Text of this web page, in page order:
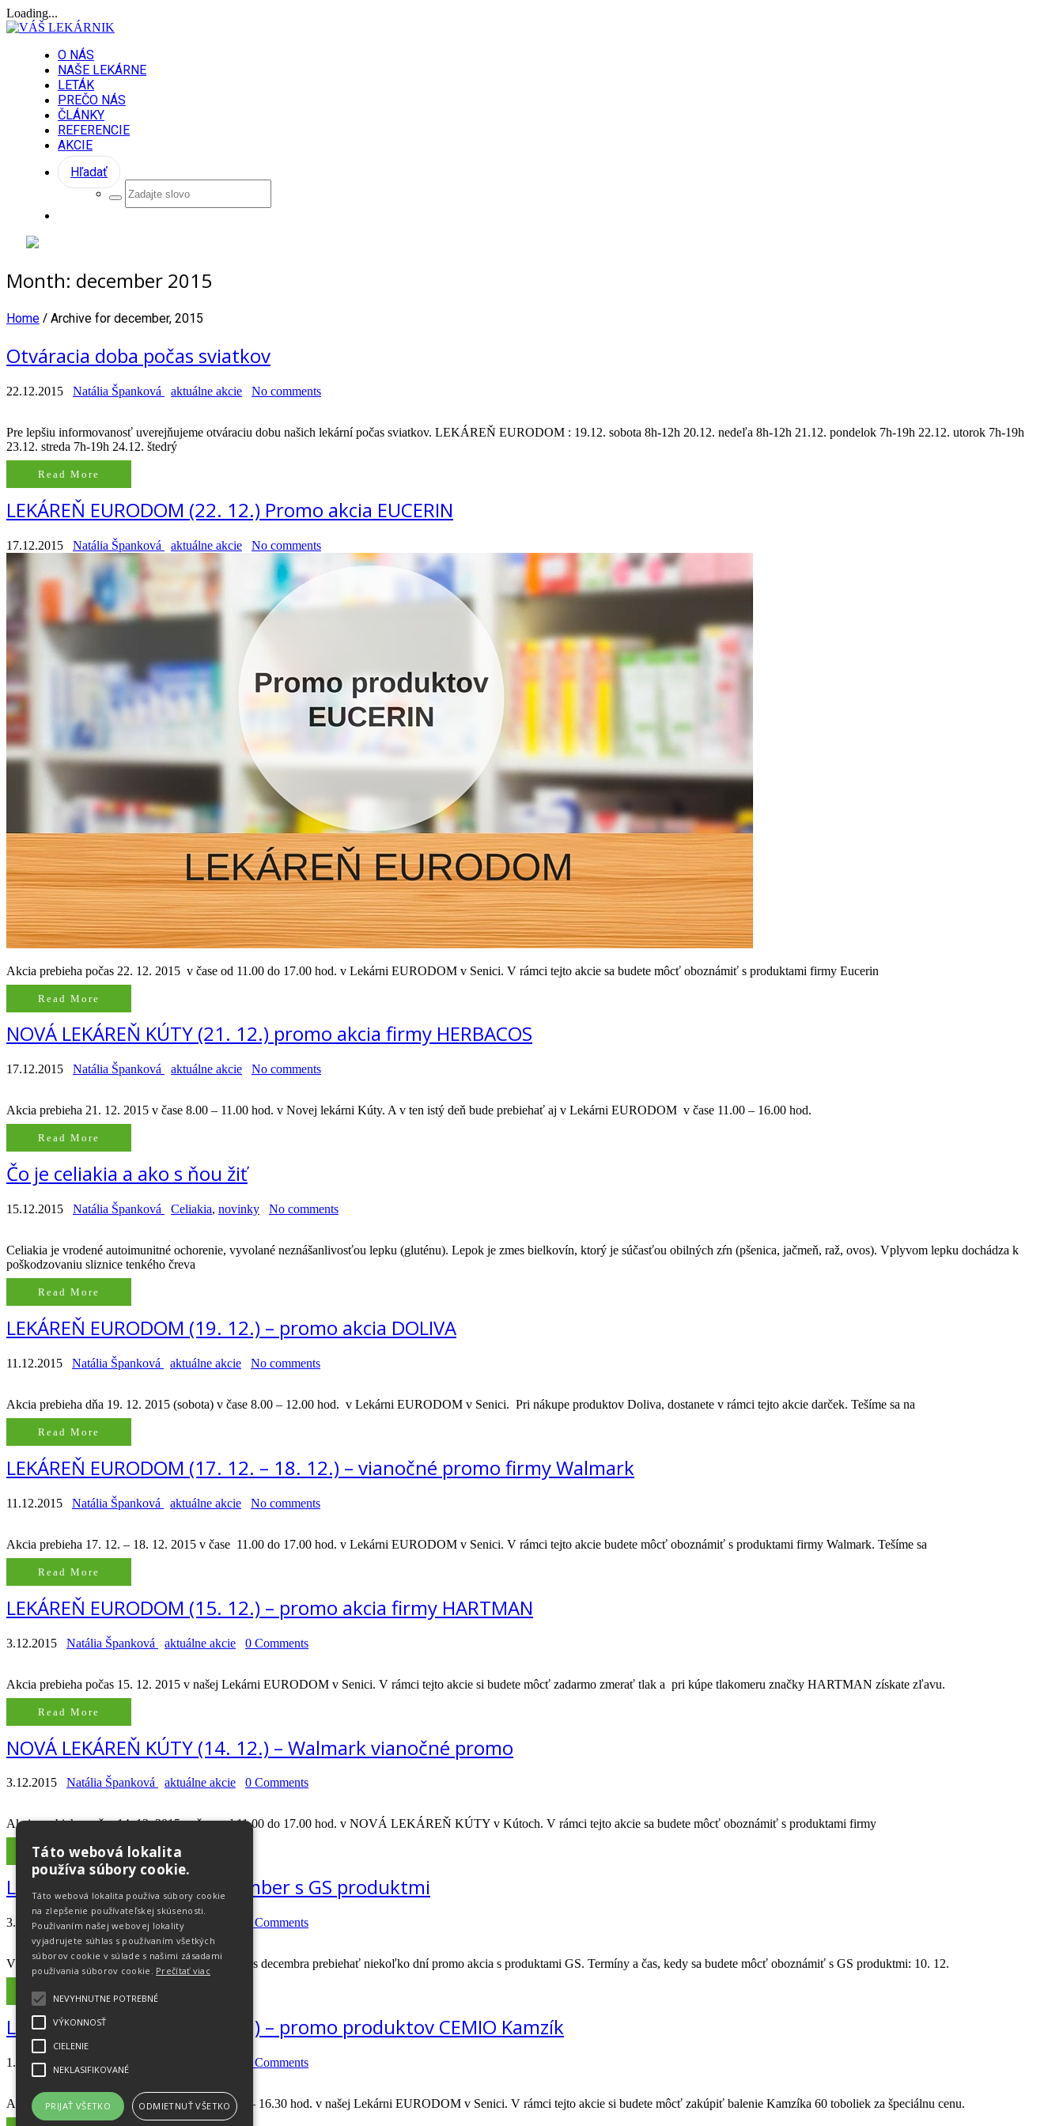
Loading...
O NÁS
NAŠE LEKÁRNE
LETÁK
PREČO NÁS
ČLÁNKY
REFERENCIE
AKCIE
Hľadať
Month: december 2015
Home / Archive for december, 2015
Otváracia doba počas sviatkov
22.12.2015 Natália Španková aktuálne akcie No comments
Pre lepšiu informovanosť uverejňujeme otváraciu dobu našich lekární počas sviatkov. LEKÁREŇ EURODOM : 19.12. sobota 8h-12h 20.12. nedeľa 8h-12h 21.12. pondelok 7h-19h 22.12. utorok 7h-19h
23.12. streda 7h-19h 24.12. štedrý
Read More
LEKÁREŇ EURODOM (22. 12.) Promo akcia EUCERIN
17.12.2015 Natália Španková aktuálne akcie No comments
Akcia prebieha počas 22. 12. 2015 v čase od 11.00 do 17.00 hod. v Lekárni EURODOM v Senici. V rámci tejto akcie sa budete môcť oboznámiť s produktami firmy Eucerin
Read More
NOVÁ LEKÁREŇ KÚTY (21. 12.) promo akcia firmy HERBACOS
17.12.2015 Natália Španková aktuálne akcie No comments
Akcia prebieha 21. 12. 2015 v čase 8.00 – 11.00 hod. v Novej lekárni Kúty. A v ten istý deň bude prebiehať aj v Lekárni EURODOM v čase 11.00 – 16.00 hod.
Read More
Čo je celiakia a ako s ňou žiť
15.12.2015 Natália Španková Celiakia, novinky No comments
Celiakia je vrodené autoimunitné ochorenie, vyvolané neznášanlivosťou lepku (gluténu). Lepok je zmes bielkovín, ktorý je súčasťou obilných zŕn (pšenica, jačmeň, raž, ovos). Vplyvom lepku dochádza k
poškodzovaniu sliznice tenkého čreva
Read More
LEKÁREŇ EURODOM (19. 12.) – promo akcia DOLIVA
11.12.2015 Natália Španková aktuálne akcie No comments
Akcia prebieha dňa 19. 12. 2015 (sobota) v čase 8.00 – 12.00 hod. v Lekárni EURODOM v Senici. Pri nákupe produktov Doliva, dostanete v rámci tejto akcie darček. Tešíme sa na
Read More
LEKÁREŇ EURODOM (17. 12. – 18. 12.) – vianočné promo firmy Walmark
11.12.2015 Natália Španková aktuálne akcie No comments
Akcia prebieha 17. 12. – 18. 12. 2015 v čase 11.00 do 17.00 hod. v Lekárni EURODOM v Senici. V rámci tejto akcie budete môcť oboznámiť s produktami firmy Walmark. Tešíme sa
Read More
LEKÁREŇ EURODOM (15. 12.) – promo akcia firmy HARTMAN
3.12.2015 Natália Španková aktuálne akcie 0 Comments
Akcia prebieha počas 15. 12. 2015 v našej Lekárni EURODOM v Senici. V rámci tejto akcie si budete môcť zadarmo zmerať tlak a pri kúpe tlakomeru značky HARTMAN získate zľavu.
Read More
NOVÁ LEKÁREŇ KÚTY (14. 12.) – Walmark vianočné promo
3.12.2015 Natália Španková aktuálne akcie 0 Comments
Akcia prebieha počas 14. 12. 2015 v čase od 11.00 do 17.00 hod. v NOVÁ LEKÁREŇ KÚTY v Kútoch. V rámci tejto akcie sa budete môcť oboznámiť s produktami firmy
Read More
LEKÁREŇ EURODOM – december s GS produktmi
3.12.2015 Natália Španková aktuálne akcie 0 Comments
V našej Lekárni EURODOM v Senici bude počas decembra prebiehať niekoľko dní promo akcia s produktami GS. Termíny a čas, kedy sa budete môcť oboznámiť s GS produktmi: 10. 12.
Read More
LEKÁREŇ EURODOM (14. 12.) – promo produktov CEMIO Kamzík
1.12.2015 Natália Španková 0 Comments
Akcia prebieha počas 14. 12. 2015 v čase 10.00 – 16.30 hod. v našej Lekárni EURODOM v Senici. V rámci tejto akcie si budete môcť zakúpiť balenie Kamzíka 60 toboliek za špeciálnu cenu.
Táto webová lokalita
používa súbory cookie.
Táto webová lokalita používa súbory cookie
na zlepšenie používateľskej skúsenosti.
Používaním našej webovej lokality
vyjadrujete súhlas s používaním všetkých
súborov cookie v súlade s našimi zásadami
používania súborov cookie. Prečítať viac
NEVYHNUTNE POTREBNÉ
VÝKONNOSŤ
CIELENIE
NEKLASIFIKOVANÉ
PRIJAŤ VŠETKO ODMIETNUŤ VŠETKO